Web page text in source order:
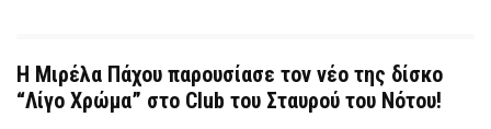
Η Μιρέλα Πάχου παρουσίασε τον νέο της δίσκο
“Λίγο Χρώμα” στο Club του Σταυρού του Νότου!